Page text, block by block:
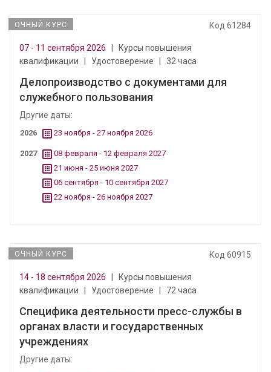
ОЧНЫЙ КУРС Код 61284
07 - 11 сентября 2026
Курсы повышения
квалификации
Удостоверение 32 часа
Делопроизводство с документами для
служебного пользования
Другие даты:
2026 23 ноября - 27 ноября 2026
2027
08 февраля - 12 февраля 2027
21 июня - 25 июня 2027
06 сентября - 10 сентября 2027
22 ноября - 26 ноября 2027
ОЧНЫЙ КУРС Код 60915
14 - 18 сентября 2026
Курсы повышения
квалификации
Удостоверение 72 часа
Специфика деятельности пресс-службы в
органах власти и государственных
учреждениях
Другие даты: